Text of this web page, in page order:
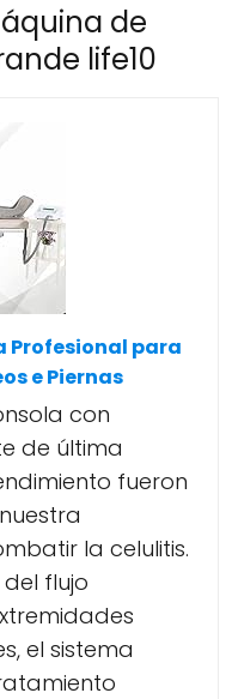
de
life10
Profesional para
e Piernas
con
de última
fueron
la celulitis.
flujo
el sistema